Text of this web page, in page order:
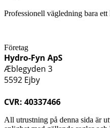
Professionell vägledning bara
Företag
Hydro-Fyn ApS
Æblegyden 3
5592 Ejby
CVR: 40337466
All utrustning på denna sida är